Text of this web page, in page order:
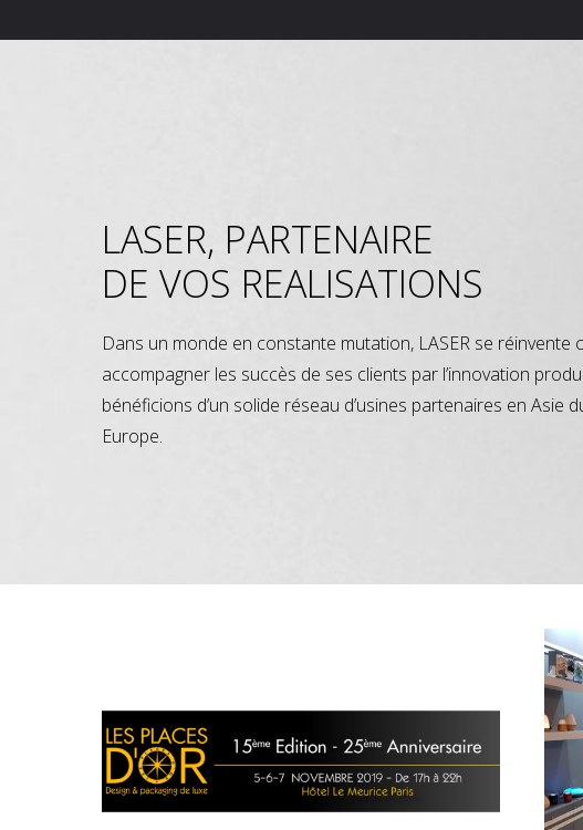
LASER, PARTENAIRE
DE VOS REALISATIONS
Dans un monde en constante mutation, LASER se réinvente
accompagner les succès de ses clients par l’innovation
bénéficions d’un solide réseau d’usines partenaires en Asie
Europe.